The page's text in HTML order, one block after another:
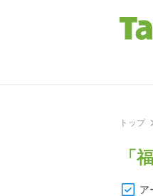
トップ
「
ア